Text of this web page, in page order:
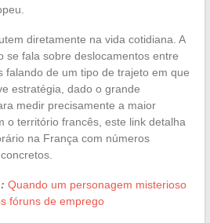
diretamente na vida cotidiana. A
se fala sobre deslocamentos entre
falando de um tipo de trajeto em que
estratégia, dado o grande
medir precisamente a maior
o território francês, este link detalha
na França com números
Quando um personagem misterioso
fóruns de emprego